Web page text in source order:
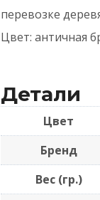
перевозке
Цвет: античная
Детали
Цвет
Бренд
Вес (гр.)